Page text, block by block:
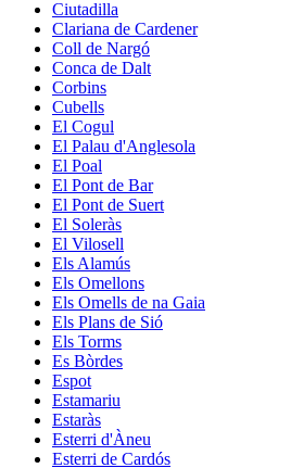
Ciutadilla
Clariana de Cardener
Coll de Nargó
Conca de Dalt
Corbins
Cubells
El Cogul
El Palau d'Anglesola
El Poal
El Pont de Bar
El Pont de Suert
El Soleràs
El Vilosell
Els Alamús
Els Omellons
Els Omells de na Gaia
Els Plans de Sió
Els Torms
Es Bòrdes
Espot
Estamariu
Estaràs
Esterri d'Àneu
Esterri de Cardós